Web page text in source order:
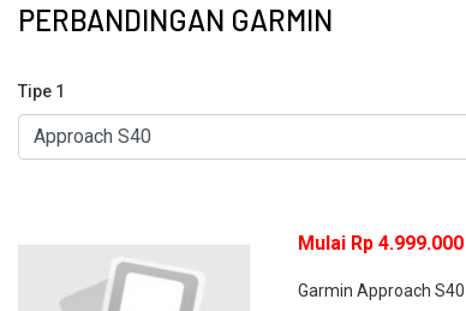
PERBANDINGAN GARMIN
Tipe 1
Mulai Rp 4.999.000
Garmin Approach